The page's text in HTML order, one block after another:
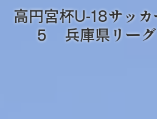
高円宮杯U-18サッ
５ 兵庫県リー